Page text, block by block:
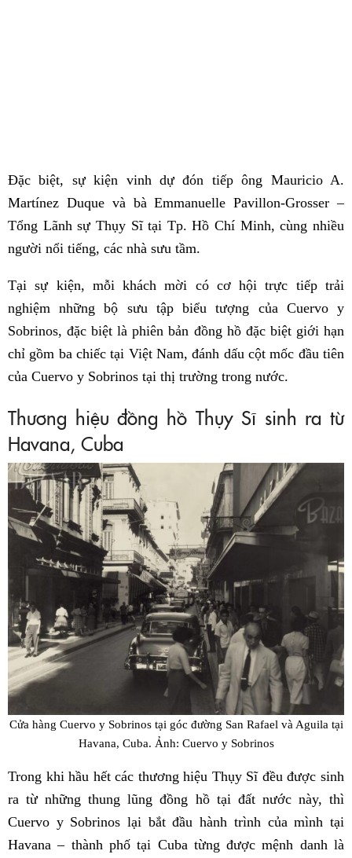
Đặc biệt, sự kiện vinh dự đón tiếp ông Mauricio A.
Martínez Duque và bà Emmanuelle Pavillon-Grosser –
Tổng Lãnh sự Thụy Sĩ tại Tp. Hồ Chí Minh, cùng nhiều
người nổi tiếng, các nhà sưu tầm.
Tại sự kiện, mỗi khách mời có cơ hội trực tiếp trải
nghiệm những bộ sưu tập biểu tượng của Cuervo y
Sobrinos, đặc biệt là phiên bản đồng hồ đặc biệt giới hạn
chỉ gồm ba chiếc tại Việt Nam, đánh dấu cột mốc đầu tiên
của Cuervo y Sobrinos tại thị trường trong nước.
Thương hiệu đồng hồ Thụy Sĩ sinh ra từ
Havana, Cuba
Cửa hàng Cuervo y Sobrinos tại góc đường San Rafael và Aguila tại
Havana, Cuba. Ảnh: Cuervo y Sobrinos
Trong khi hầu hết các thương hiệu Thụy Sĩ đều được sinh
ra từ những thung lũng đồng hồ tại đất nước này, thì
Cuervo y Sobrinos lại bắt đầu hành trình của mình tại
Havana – thành phố tại Cuba từng được mệnh danh là